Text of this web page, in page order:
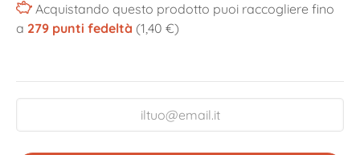
Acquistando questo prodotto puoi raccogliere fino
a 279 punti fedeltà (1,40 €)